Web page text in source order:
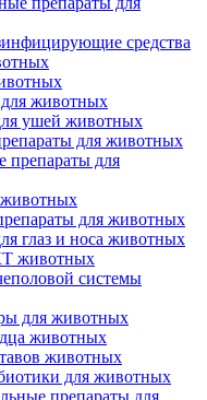
средства
для животных
ушей животных
для животных
препараты для
для животных
глаз и носа животных
животных
системы
для животных
животных
животных
для животных
препараты для